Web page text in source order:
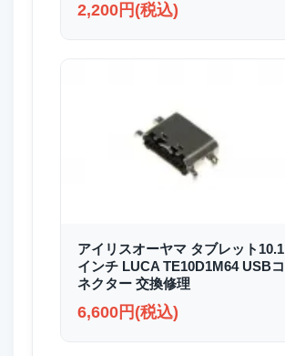
2,200円(税込)
アイリスオーヤマ タブレット10.1
インチ LUCA TE10D1M64 USBコ
ネクター 交換修理
6,600円(税込)